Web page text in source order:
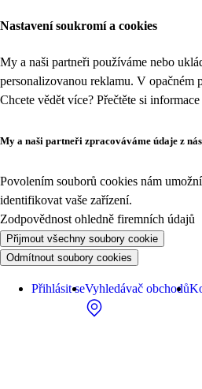
Nastavení soukromí a cookies
My a naši partneři používáme nebo
personalizovanou reklamu. V opačném
Chcete vědět více? Přečtěte si
My a naši partneři zpracováváme údaje z
Povolením souborů cookies nám
identifikovat vaše zařízení.
Zodpovědnost ohledně firemních údajů
Přijmout všechny soubory cookie
Odmítnout soubory cookies
Přihlásit seVyhledávač obchodů